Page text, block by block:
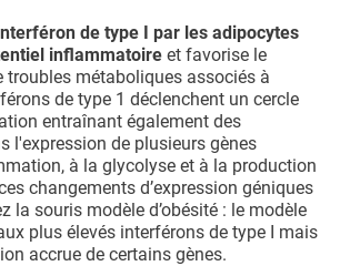
de type I par les adipocytes
inflammatoire et favorise le
troubles métaboliques associés à
de type 1 déclenchent un cercle
entraînant également des
l'expression de plusieurs gènes
à la glycolyse et à la production
changements d’expression géniques
la souris modèle d’obésité : le modèle
plus élevés interférons de type I mais
accrue de certains gènes.